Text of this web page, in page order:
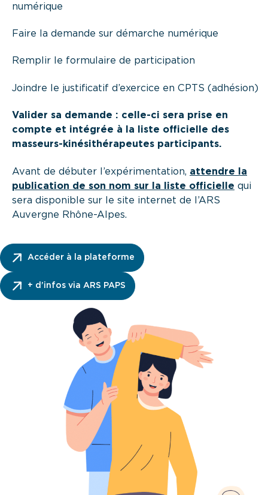
numérique
Faire la demande sur démarche numérique
Remplir le formulaire de participation
Joindre le justificatif d’exercice en CPTS (adhésion)
Valider sa demande : celle-ci sera prise en
compte et intégrée à la liste officielle des
masseurs-kinésithérapeutes participants.
Avant de débuter l’expérimentation, attendre la
publication de son nom sur la liste officielle qui
sera disponible sur le site internet de l’ARS
Auvergne Rhône-Alpes.
Accéder à la plateforme
+ d’infos via ARS PAPS